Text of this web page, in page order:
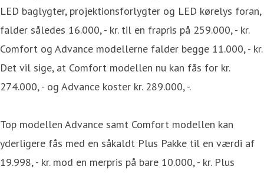
LED baglygter, projektionsforlygter og LED kørelys foran,
falder således 16.000, - kr. til en frapris på 259.000, - kr.
Comfort og Advance modellerne falder begge 11.000, - kr.
Det vil sige, at Comfort modellen nu kan fås for kr.
274.000, - og Advance koster kr. 289.000, -.
Top modellen Advance samt Comfort modellen kan
yderligere fås med en såkaldt Plus Pakke til en værdi af
19.998, - kr. mod en merpris på bare 10.000, - kr. Plus